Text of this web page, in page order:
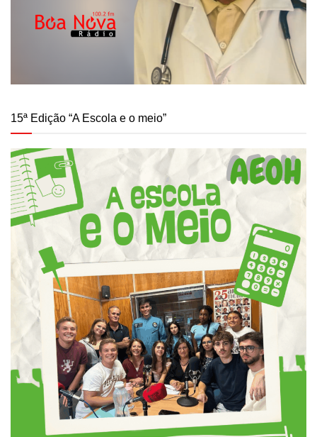
15ª Edição “A Escola e o meio”